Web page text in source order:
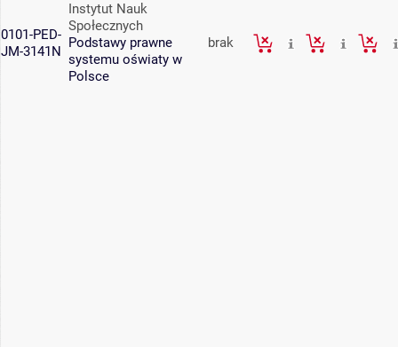
0101-PED-
JM-3141N
Instytut Nauk
Społecznych
Podstawy prawne
systemu oświaty w
Polsce
brak